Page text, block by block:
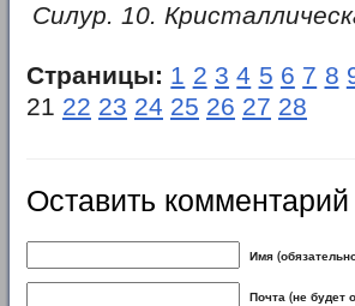
Силур. 10.
Страницы: 1 2 3 4 5 6 7 8
21 22 23 24 25 26 27 28
Оставить комментарий
Имя
Почта (не будет